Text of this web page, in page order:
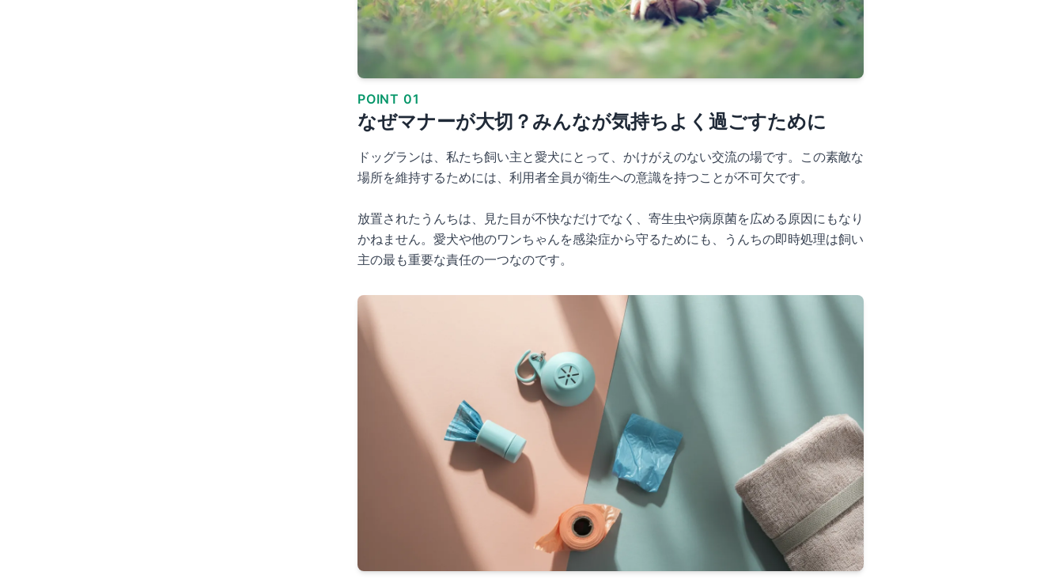
POINT 01
なぜマナーが大切？みんなが気持ちよく過ごすために
ドッグランは、私たち飼い主と愛犬にとって、かけがえのない交流の場です。この素敵な
場所を維持するためには、利用者全員が衛生への意識を持つことが不可欠です。
放置されたうんちは、見た目が不快なだけでなく、寄生虫や病原菌を広める原因にもなり
かねません。愛犬や他のワンちゃんを感染症から守るためにも、うんちの即時処理は飼い
主の最も重要な責任の一つなのです。